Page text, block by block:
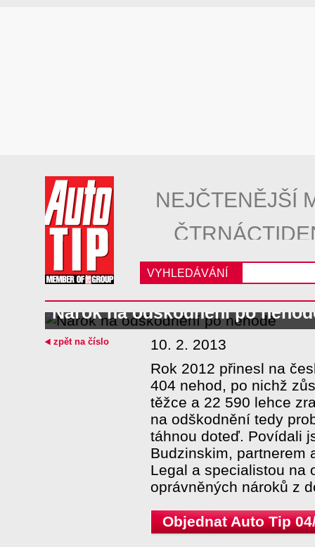
NEJČTENĚJŠÍ
VYHLEDÁVÁNÍ
Nárok na odškodnění po
10. 2. 2013
Rok 2012 přinesl na
404 nehod, po nichž
těžce a 22 590 lehce
na odškodnění tedy
táhnou doteď. Povídali
Budzinskim, partnerem
Legal a specialistou na
oprávněných nároků z
Objednat Auto Tip
zpět na číslo